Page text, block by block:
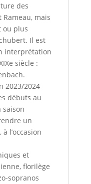
des
mais
ou plus
Il est
interprétation
siècle :
2023/2024
débuts au
saison
un
l’occasion
et
florilège
sopranos